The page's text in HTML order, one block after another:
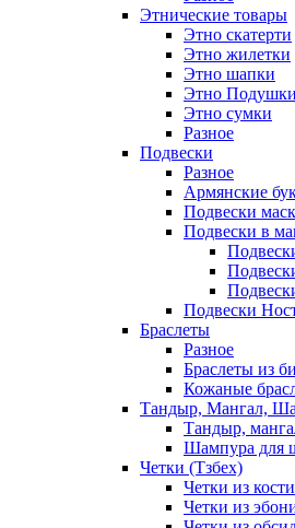
Этнические товары
Этно скатерти
Этно жилетки
Этно шапки
Этно Подушки
Этно сумки
Разное
Подвески
Разное
Армянские
Подвески
Подвески в
Подвески
Браслеты
Разное
Браслеты из
Кожаные
Тандыр, Мангал,
Тандыр,
Шампура для
Четки (Тзбех)
Четки из кости
Четки из